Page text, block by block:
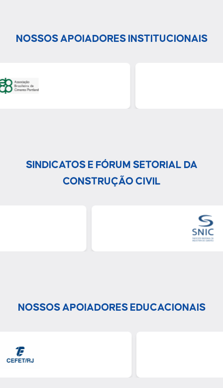
NOSSOS APOIADORES INSTITUCIONAIS
SINDICATOS E FÓRUM SETORIAL DA
CONSTRUÇÃO CIVIL
NOSSOS APOIADORES EDUCACIONAIS